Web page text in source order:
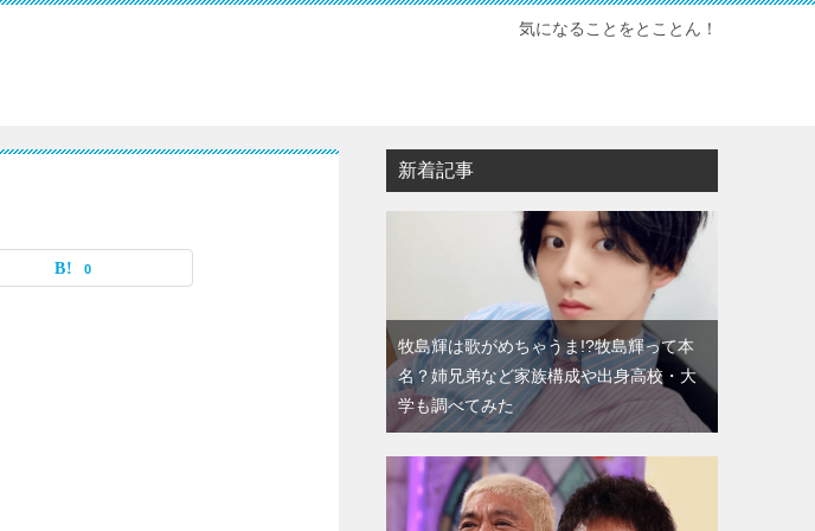
気になることをとことん！
0
新着記事
牧島輝は歌がめちゃうま!?牧島輝って本
名？姉兄弟など家族構成や出身高校・大
学も調べてみた